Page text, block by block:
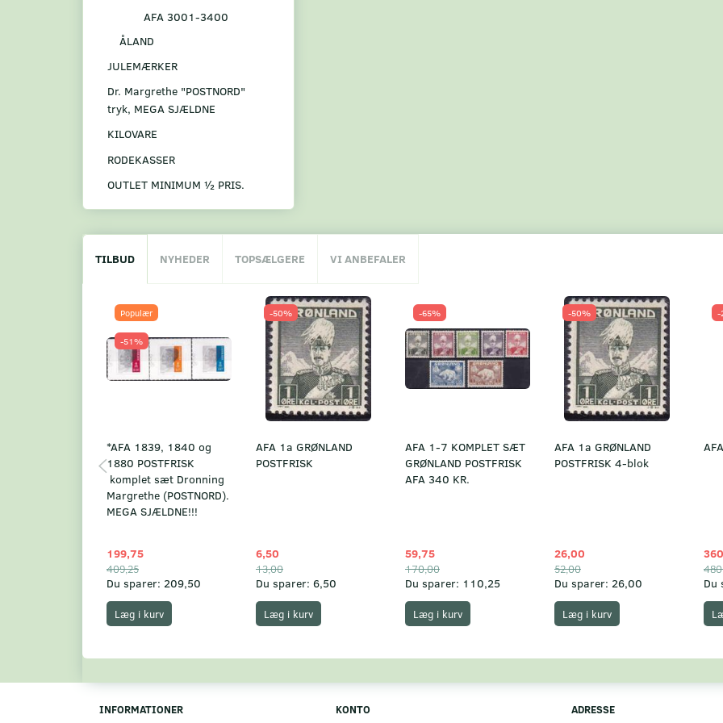
AFA 3001-3400
ÅLAND
JULEMÆRKER
Dr. Margrethe "POSTNORD"
tryk, MEGA SJÆLDNE
KILOVARE
RODEKASSER
OUTLET MINIMUM ½ PRIS.
TILBUD NYHEDER TOPSÆLGERE VI ANBEFALER
Populær
-51%
*AFA 1839, 1840 og
1880 POSTFRISK
komplet sæt Dronning
Margrethe (POSTNORD).
MEGA SJÆLDNE!!!
199,75
409,25
Du sparer: 209,50
Læg i kurv
-50%
AFA 1a GRØNLAND
POSTFRISK
6,50
13,00
Du sparer: 6,50
Læg i kurv
-65%
AFA 1-7 KOMPLET SÆT
GRØNLAND POSTFRISK
AFA 340 KR.
59,75
170,00
Du sparer: 110,25
Læg i kurv
-50%
AFA 1a GRØNLAND
POSTFRISK 4-blok
26,00
52,00
Du sparer: 26,00
Læg i kurv
-
Du
INFORMATIONER KONTO ADRESSE